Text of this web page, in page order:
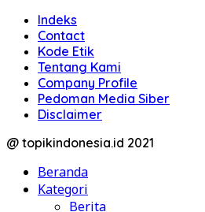
Indeks
Contact
Kode Etik
Tentang Kami
Company Profile
Pedoman Media Siber
Disclaimer
@ topikindonesia.id 2021
Beranda
Kategori
Berita